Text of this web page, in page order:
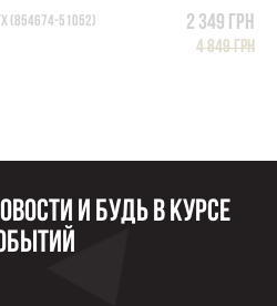
(854674-51052) 2 349 грн
4 849 грн
и будь в курсе